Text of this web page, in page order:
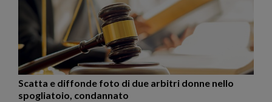
Scatta e diffonde foto di due arbitri donne nello
spogliatoio, condannato